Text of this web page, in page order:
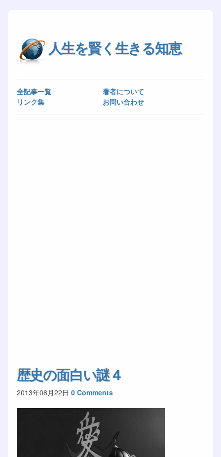
人生を賢く生きる知恵
全記事一覧
著者について
リンク集
お問い合わせ
歴史の面白い謎４
2013年08月22日 0 Comments